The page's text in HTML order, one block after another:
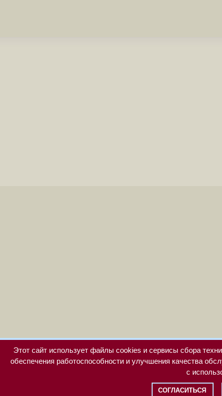
Этот сайт использует файлы cookies и сервисы сбора
обеспечения работоспособности и улучшения качества
с
СОГЛАСИТЬСЯ